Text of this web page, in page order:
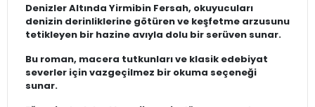
Denizler Altında Yirmibin Fersah, okuyucuları
denizin derinliklerine götüren ve keşfetme arzusunu
tetikleyen bir hazine avıyla dolu bir serüven sunar.
Bu roman, macera tutkunları ve klasik edebiyat
severler için vazgeçilmez bir okuma seçeneği
sunar.